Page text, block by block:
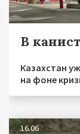
В
Казахстан
на фоне
16.06